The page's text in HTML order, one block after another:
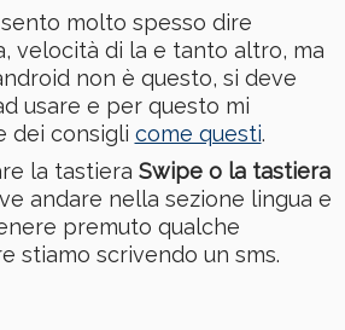
molto spesso dire
velocità di la e tanto altro, ma
non è questo, si deve
usare e per questo mi
dei consigli come questi.
la tastiera Swipe o la tastiera
andare nella sezione lingua e
premuto qualche
stiamo scrivendo un sms.